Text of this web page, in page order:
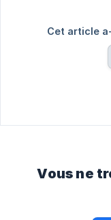
Cet article
Vous ne